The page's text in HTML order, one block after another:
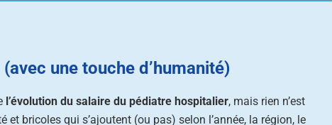
une touche d’humanité)
l’évolution du salaire du pédiatre hospitalier, mais rien n’est
bricoles qui s’ajoutent (ou pas) selon l’année, la région, le